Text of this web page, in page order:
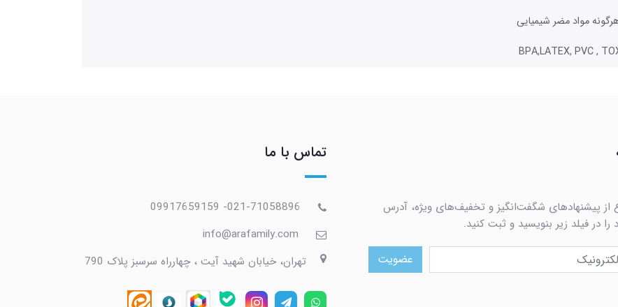
مواد مضر شیمیایی
از پیشنهادهای شگفت‌انگیز و تخفیف‌های ویژه، آدرس
را در فیلد زیر بنویسید و ثبت کنید.
عضویت
تماس با ما
تهران، خیابان شهید آیت ، چهارراه سرسبز پلاک 790